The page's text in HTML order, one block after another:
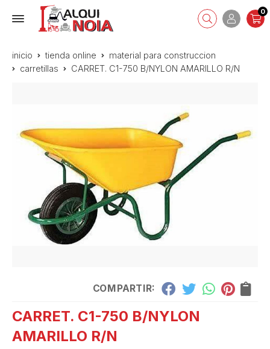
0
inicio tienda online
material para construccion
carretillas
CARRET. C1-750 B/NYLON AMARILLO R/N
COMPARTIR:
CARRET. C1-750 B/NYLON
AMARILLO R/N